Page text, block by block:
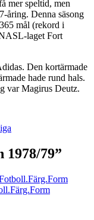
mer speltid, men
åring. Denna säsong
mål (rekord i
laget Fort
Den kortärmade
hade rund hals.
var Magirus Deutz.
1978/79”